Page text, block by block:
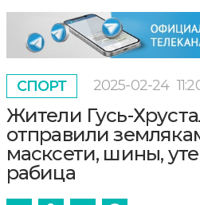
СПОРТ 2025-02-24
Жители Гусь-
отправили
масксети, шины,
рабица